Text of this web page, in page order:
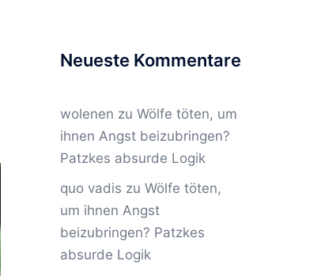
Neueste Kommentare
wolenen zu Wölfe töten, um
ihnen Angst beizubringen?
Patzkes absurde Logik
quo vadis zu Wölfe töten,
um ihnen Angst
beizubringen? Patzkes
absurde Logik